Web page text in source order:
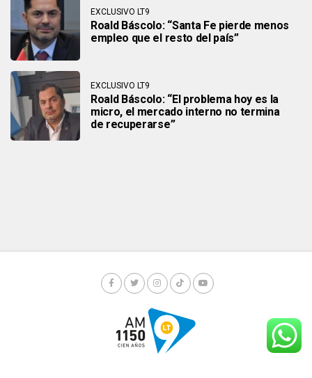
EXCLUSIVO LT9
Roald Báscolo: “Santa Fe pierde menos
empleo que el resto del país”
EXCLUSIVO LT9
Roald Báscolo: “El problema hoy es la
micro, el mercado interno no termina
de recuperarse”